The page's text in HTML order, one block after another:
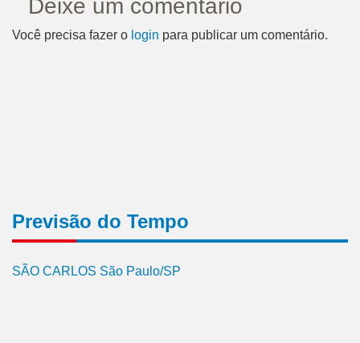
Deixe um comentário
Você precisa fazer o login para publicar um comentário.
Previsão do Tempo
SÃO CARLOS São Paulo/SP